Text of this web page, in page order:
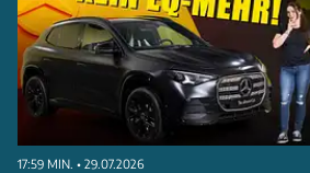
17:59 MIN. • 29.07.2026